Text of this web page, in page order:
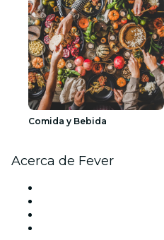
Comida y Bebida
Acerca de Fever